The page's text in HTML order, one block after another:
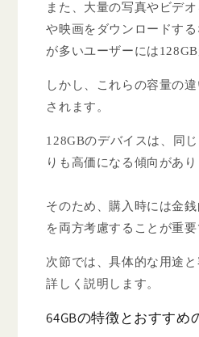
また、大量の写真やビデ
や映画をダウンロードす
が多いユーザーには128GB
しかし、これらの容量の
されます。
128GBのデバイスは、同
りも高価になる傾向があり
そのため、購入時には金
を両方考慮することが重要
次節では、具体的な用途
詳しく説明します。
64GBの特徴とおすすめ